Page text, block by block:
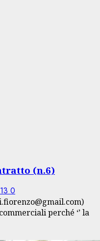
(n.6)
0
perché ‘’ la